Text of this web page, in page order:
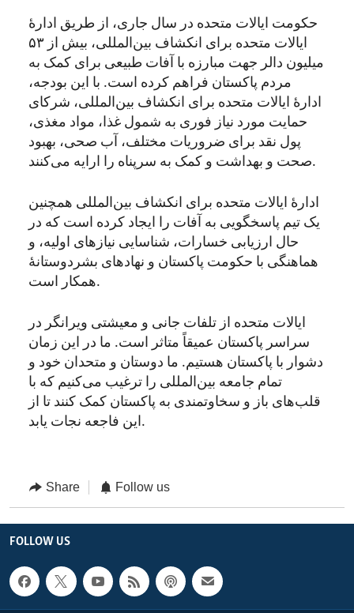
حکومت ایالات متحده در سال جاری، از طریق ادارۀ
ایالات متحده برای انکشاف بین‌المللی، بیش از ۵۳
میلیون دالر جهت مبارزه با آفات طبیعی برای کمک به
مردم پاکستان فراهم کرده است. با این بودجه،
شرکای
حمایت‌ مورد نیاز فوری به شمول غذا، مواد مغذی،
پول نقد برای ضروریات مختلف، آب صحی، بهبود
صحت و بهداشت و کمک به سرپناه را ارایه می‌کنند.
ادارۀ ایالات متحده برای انکشاف بین‌المللی همچنین
یک تیم پاسخگویی به آفات را ایجاد کرده است که در
حال ارزیابی خسارات، شناسایی نیازهای اولیه، و
هماهنگی با حکومت پاکستان و نهادهای بشردوستانۀ
همکار است.
ایالات متحده از تلفات جانی و معیشتی ویرانگر در
سراسر پاکستان عمیقاً متاثر است. ما در این زمان
دشوار با پاکستان هستیم. ما دوستان و متحدان خود و
تمام جامعه بین‌المللی را ترغیب می‌کنیم که با
قلب‌های باز و سخاوتمندی به پاکستان کمک کنند تا از
این فاجعه نجات یابد.
Share Follow us
FOLLOW US